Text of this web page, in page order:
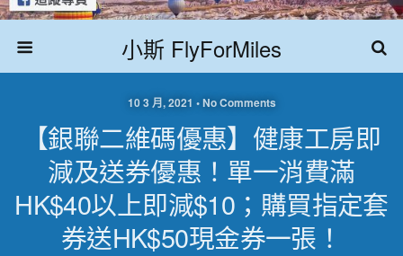
小斯 FlyForMiles
10 3 月, 2021 • No Comments
【銀聯二維碼優惠】健康工房即
減及送券優惠！單一消費滿
HK$40以上即減$10；購買指定套
券送HK$50現金券一張！